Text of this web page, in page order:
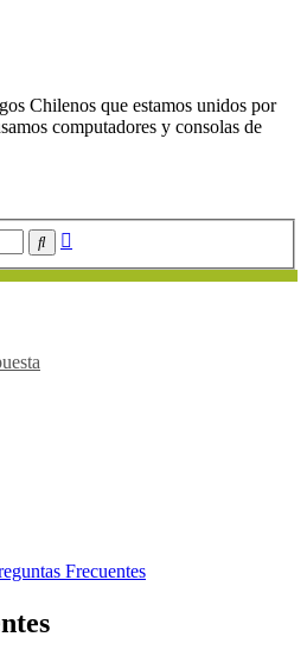
Chilenos que estamos unidos por
computadores y consolas de
Buscar
Frecuentes